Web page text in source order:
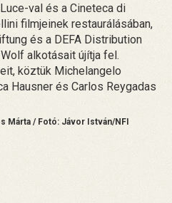
val és a Cineteca di
filmjeinek restaurálásában,
és a DEFA Distribution
alkotásait újítja fel.
köztük Michelangelo
Hausner és Carlos Reygadas
Márta / Fotó: Jávor István/NFI